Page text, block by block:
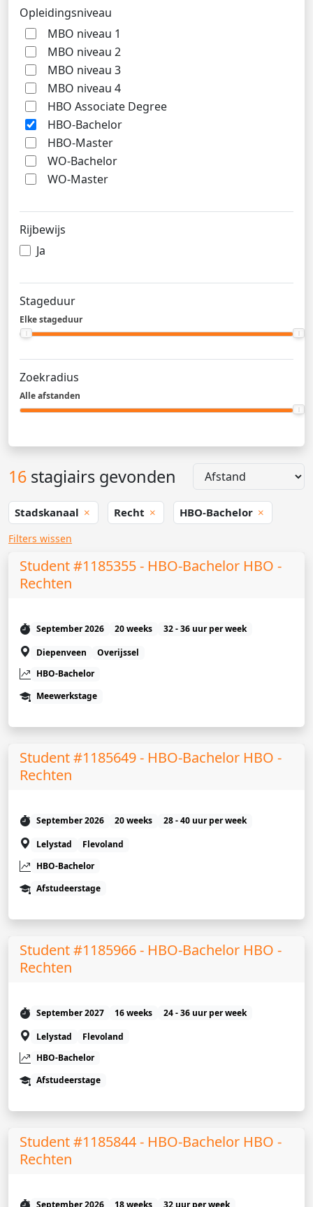
Opleidingsniveau
MBO niveau 1
MBO niveau 2
MBO niveau 3
MBO niveau 4
HBO Associate Degree
HBO-Bachelor
HBO-Master
WO-Bachelor
WO-Master
Rijbewijs
Ja
Stageduur
Elke stageduur
Zoekradius
Alle afstanden
16 stagiairs gevonden
Stadskanaal Recht HBO-Bachelor
Filters wissen
Student #1185355 - HBO-Bachelor HBO -
Rechten
September 2026 20 weeks
32 - 36 uur per week
Diepenveen
Overijssel
HBO-Bachelor
Meewerkstage
Student #1185649 - HBO-Bachelor HBO -
Rechten
September 2026 20 weeks
28 - 40 uur per week
Lelystad
Flevoland
HBO-Bachelor
Afstudeerstage
Student #1185966 - HBO-Bachelor HBO -
Rechten
September 2027 16 weeks
24 - 36 uur per week
Lelystad
Flevoland
HBO-Bachelor
Afstudeerstage
Student #1185844 - HBO-Bachelor HBO -
Rechten
September 2026 18 weeks 32 uur per week